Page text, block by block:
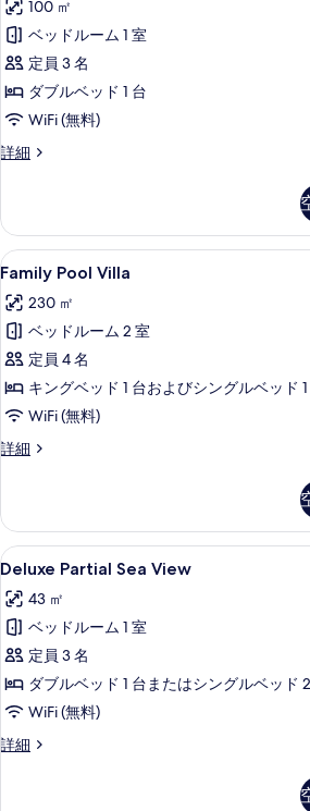
る
Villa
の
す
べ
て
の
を
表
示
す
る
100 ㎡
ベッドルーム 1 室
定員 3 名
ダブルベッド 1 台
WiFi (無料)
詳細
Premier
詳
細
Family
Pool
Villa
の
す
べ
て
の
を
表
示
す
る
Family
12
Family Pool Villa
230 ㎡
ベッドルーム 2 室
定員 4 名
キングベッド 1 台およびシングルベッド 1
WiFi (無料)
詳細
Family
詳
細
Deluxe
Partial
Sea
View
の
す
べ
て
Deluxe
10
Deluxe Partial Sea View
43 ㎡
ベッドルーム 1 室
定員 3 名
ダブルベッド 1 台またはシングルベッド
WiFi (無料)
詳細
Deluxe